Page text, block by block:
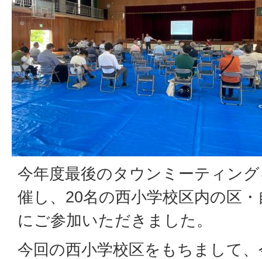
今年度最後のタウンミーティン
催し、20名の西小学校区内の区
にご参加いただきました。
今回の西小学校区をもちまして